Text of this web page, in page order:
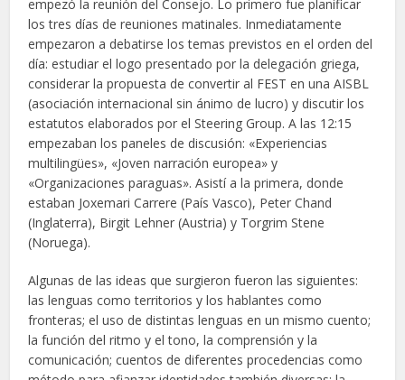
empezó la reunión del Consejo. Lo primero fue planificar
los tres días de reuniones matinales. Inmediatamente
empezaron a debatirse los temas previstos en el orden del
día: estudiar el logo presentado por la delegación griega,
considerar la propuesta de convertir al FEST en una AISBL
(asociación internacional sin ánimo de lucro) y discutir los
estatutos elaborados por el Steering Group. A las 12:15
empezaban los paneles de discusión: «Experiencias
multilingües», «Joven narración europea» y
«Organizaciones paraguas». Asistí a la primera, donde
estaban Joxemari Carrere (País Vasco), Peter Chand
(Inglaterra), Birgit Lehner (Austria) y Torgrim Stene
(Noruega).
Algunas de las ideas que surgieron fueron las siguientes:
las lenguas como territorios y los hablantes como
fronteras; el uso de distintas lenguas en un mismo cuento;
la función del ritmo y el tono, la comprensión y la
comunicación; cuentos de diferentes procedencias como